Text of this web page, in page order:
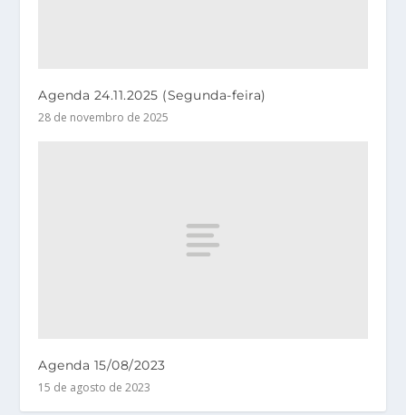
Agenda 24.11.2025 (Segunda-feira)
28 de novembro de 2025
Agenda 15/08/2023
15 de agosto de 2023